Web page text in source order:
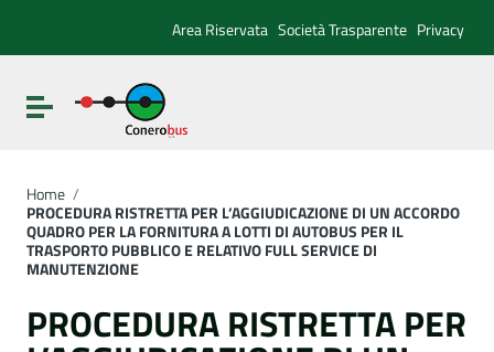
Vai al menu di navigazione
Vai al footer
Area Riservata Società Trasparente Privacy
Attiva / disattiva la navigazione
Home /
PROCEDURA RISTRETTA PER L’AGGIUDICAZIONE DI UN ACCORDO
QUADRO PER LA FORNITURA A LOTTI DI AUTOBUS PER IL
TRASPORTO PUBBLICO E RELATIVO FULL SERVICE DI
MANUTENZIONE
PROCEDURA RISTRETTA PER